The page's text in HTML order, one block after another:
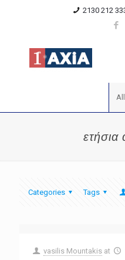
2130 212
Categories Tags
vasilis Mountakis at